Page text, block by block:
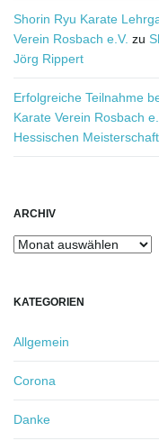
Shorin Ryu Karate
Verein Rosbach e.V. zu
Jörg Rippert
Erfolgreiche Teilnahme
Karate Verein Rosbach
Hessischen
ARCHIV
Archiv
KATEGORIEN
Allgemein
Corona
Danke